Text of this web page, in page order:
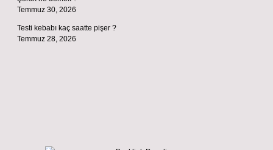
Temmuz 30, 2026
Testi kebabı kaç saatte pişer ?
Temmuz 28, 2026